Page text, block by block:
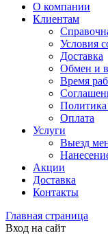
О компании
Клиентам
Условия
Доставка
Обмен и
Время
Оплата
Услуги
Выезд
Акции
Доставка
Контакты
Главная страница
Вход на сайт